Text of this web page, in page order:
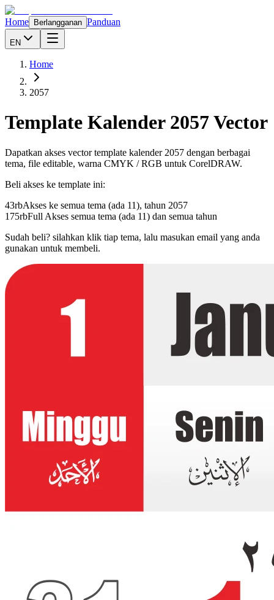
Home Berlangganan Panduan
EN
Home
2057
Template Kalender 2057Vector
Dapatkan akses vector template kalender 2057 dengan berbagai
tema, file editable, warna CMYK / RGB untuk CorelDRAW.
Beli akses ke template ini:
43rbAkses ke semua tema (ada 11), tahun 2057
175rbFull Akses semua tema (ada 11) dan semua tahun
Sudah beli? silahkan klik tiap tema, lalu masukan email yang anda
gunakan untuk membeli.